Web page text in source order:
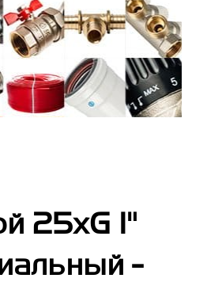
25xG 1"
-